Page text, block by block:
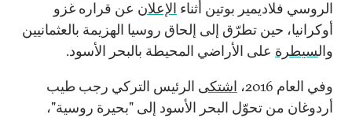
الروسي فلاديمير بوتين أثناء الإعلان عن قراره غزو
أوكرانيا، حين تطرّق إلى إلحاق روسيا الهزيمة بالعثمانيين
والسيطرة على الأراضي المحيطة بالبحر الأسود.
وفي العام 2016،
اشتكى الرئيس التركي رجب طيب
أردوغان من تحوّل البحر الأسود إلى "بحيرة روسية"،